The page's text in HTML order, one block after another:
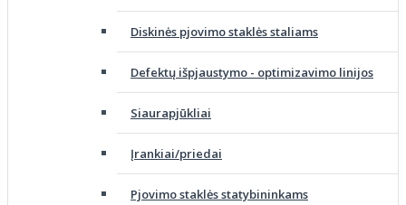
Diskinės pjovimo staklės staliams
Defektų išpjaustymo - optimizavimo linijos
Siaurapjūkliai
Įrankiai/priedai
Pjovimo staklės statybininkams